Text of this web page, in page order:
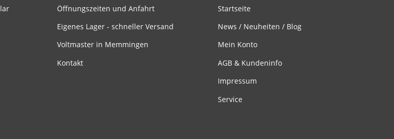
Öffnungszeiten und Anfahrt
Eigenes Lager - schneller Versand
Voltmaster in Memmingen
Kontakt
Startseite
News / Neuheiten / Blog
Mein Konto
AGB & Kundeninfo
Impressum
Service